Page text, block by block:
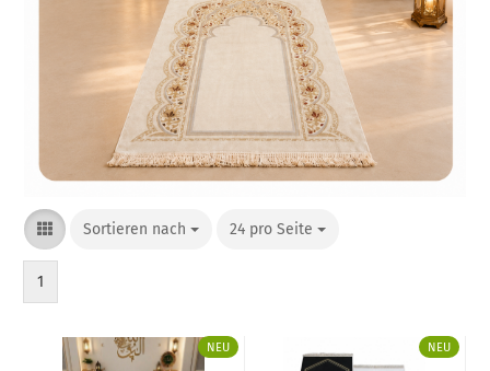
Sortieren nach 24 pro Seite
1
NEU NEU